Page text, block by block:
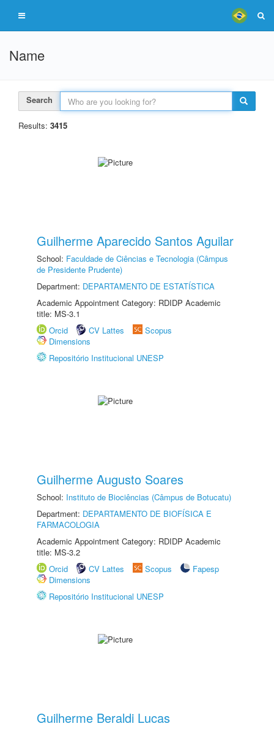
Name
Search
Results: 3415
Guilherme Aparecido Santos Aguilar
School: Faculdade de Ciências e Tecnologia (Câmpus
de Presidente Prudente)
Department: DEPARTAMENTO DE ESTATÍSTICA
Academic Appointment Category: RDIDP Academic
title: MS-3.1
Orcid
CV Lattes
Scopus
Dimensions
Repositório Institucional UNESP
Guilherme Augusto Soares
School: Instituto de Biociências (Câmpus de Botucatu)
Department: DEPARTAMENTO DE BIOFÍSICA E
FARMACOLOGIA
Academic Appointment Category: RDIDP Academic
title: MS-3.2
Orcid
CV Lattes Scopus
Fapesp
Dimensions
Repositório Institucional UNESP
Guilherme Beraldi Lucas